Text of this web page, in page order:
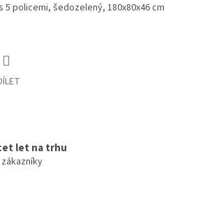
policemi, šedozelený, 180x80x46 cm
let na trhu